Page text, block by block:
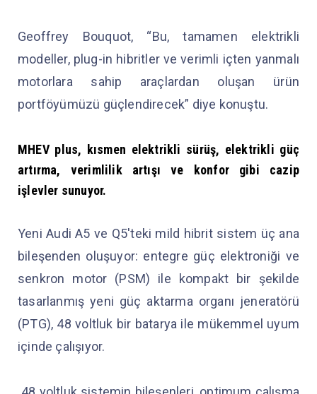
Geoffrey Bouquot, “Bu, tamamen elektrikli
modeller, plug-in hibritler ve verimli içten yanmalı
motorlara sahip araçlardan oluşan ürün
portföyümüzü güçlendirecek” diye konuştu.
MHEV plus, kısmen elektrikli sürüş, elektrikli güç
artırma, verimlilik artışı ve konfor gibi cazip
işlevler sunuyor.
Yeni Audi A5 ve Q5'teki mild hibrit sistem üç ana
bileşenden oluşuyor: entegre güç elektroniği ve
senkron motor (PSM) ile kompakt bir şekilde
tasarlanmış yeni güç aktarma organı jeneratörü
(PTG), 48 voltluk bir batarya ile mükemmel uyum
içinde çalışıyor.